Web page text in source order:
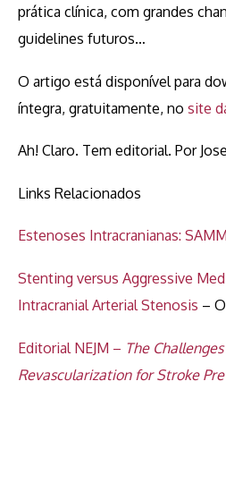
prática clínica, com grandes
guidelines futuros…
O artigo está disponível para
íntegra, gratuitamente, no site
Ah! Claro. Tem editorial. Por
Links Relacionados
Estenoses Intracranianas:
Stenting versus Aggressive
Intracranial Arterial Stenosis –
Editorial NEJM – The
Revascularization for Stroke